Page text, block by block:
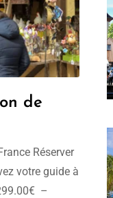
de
Réserver
votre guide à
–